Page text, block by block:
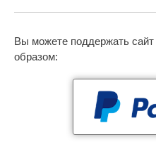
Вы можете поддержать сайт
образом: